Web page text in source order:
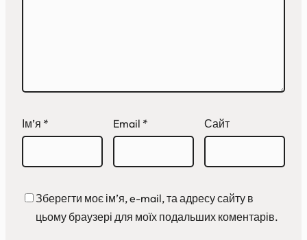
Ім’я * Email * Сайт
Зберегти моє ім’я, e-mail, та адресу сайту в
цьому браузері для моїх подальших коментарів.